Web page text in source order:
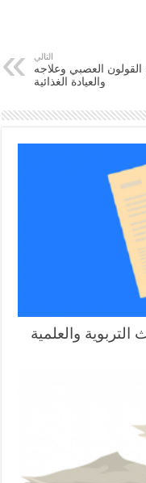
التالي
القولون العصبي وعلاجه
والعيادة الغذائية
والعلمية